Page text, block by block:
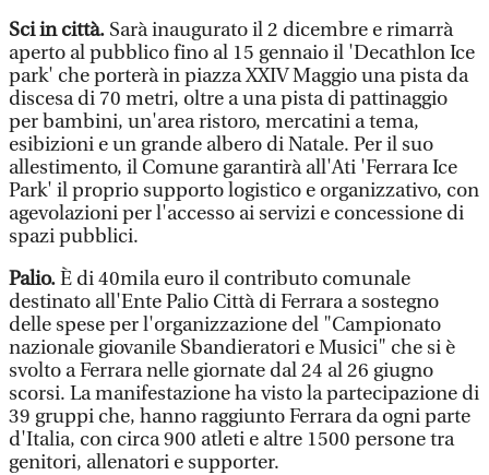
Sci in città. Sarà inaugurato il 2 dicembre e rimarrà
aperto al pubblico fino al 15 gennaio il 'Decathlon Ice
park' che porterà in piazza XXIV Maggio una pista da
discesa di 70 metri, oltre a una pista di pattinaggio
per bambini, un'area ristoro, mercatini a tema,
esibizioni e un grande albero di Natale. Per il suo
allestimento, il Comune garantirà all'Ati 'Ferrara Ice
Park' il proprio supporto logistico e organizzativo, con
agevolazioni per l'accesso ai servizi e concessione di
spazi pubblici.
Palio.È di 40mila euro il contributo comunale
destinato all'Ente Palio Città di Ferrara a sostegno
delle spese per l'organizzazione del "Campionato
nazionale giovanile Sbandieratori e Musici" che si è
svolto a Ferrara nelle giornate dal 24 al 26 giugno
scorsi. La manifestazione ha visto la partecipazione di
39 gruppi che, hanno raggiunto Ferrara da ogni parte
d'Italia, con circa 900 atleti e altre 1500 persone tra
genitori, allenatori e supporter.